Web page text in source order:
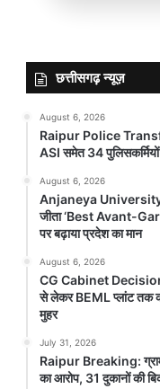
डिज़ाइन विभाग
Avant-Garde
राष्ट्रीय स्तर पर
Anjaneya
फैशन डिज़ाइन विभाग
रचनात्मक प्रतिभा...
छत्तीसगढ़ न्यूज़
August 6, 2026
Raipur Police
ASI समेत 34
August 6, 2026
Anjaneya University:
जीता ‘Best Avant-
पर बढ़ाया प्रदेश का मान
August 6, 2026
CG Cabinet
से लेकर BEML प्लांट तक
मुहर
July 31, 2026
Raipur Breaking:
का आरोप, 31 दुकानों की